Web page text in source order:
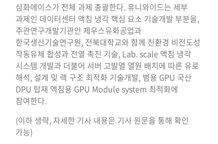
삼화에이스가 전체 과제 총괄한다. 유니와이드는 세부
과제인 데이터센터 액침 냉각 핵심 요소 기술개발 부분을,
주관연구개발기관인 제우스유화공업과
한국생산기술연구원, 전북대학교와 함께 친환경 비전도성
작동유체 합성과 전열 촉진 기술, Lab. scale 액침 냉각
시스템 개발과 더불어 서버 고발열 열원 배치에 따른 유로
해석, 설계 및 랙 구조 최적화 기술개발, 범용 GPU 국산
DPU 탑재 액침용 GPU Module system 최적화에
참여한다.
(이하 생략, 자세한 기사 내용은 기사 원문을 통해 확인
가능)